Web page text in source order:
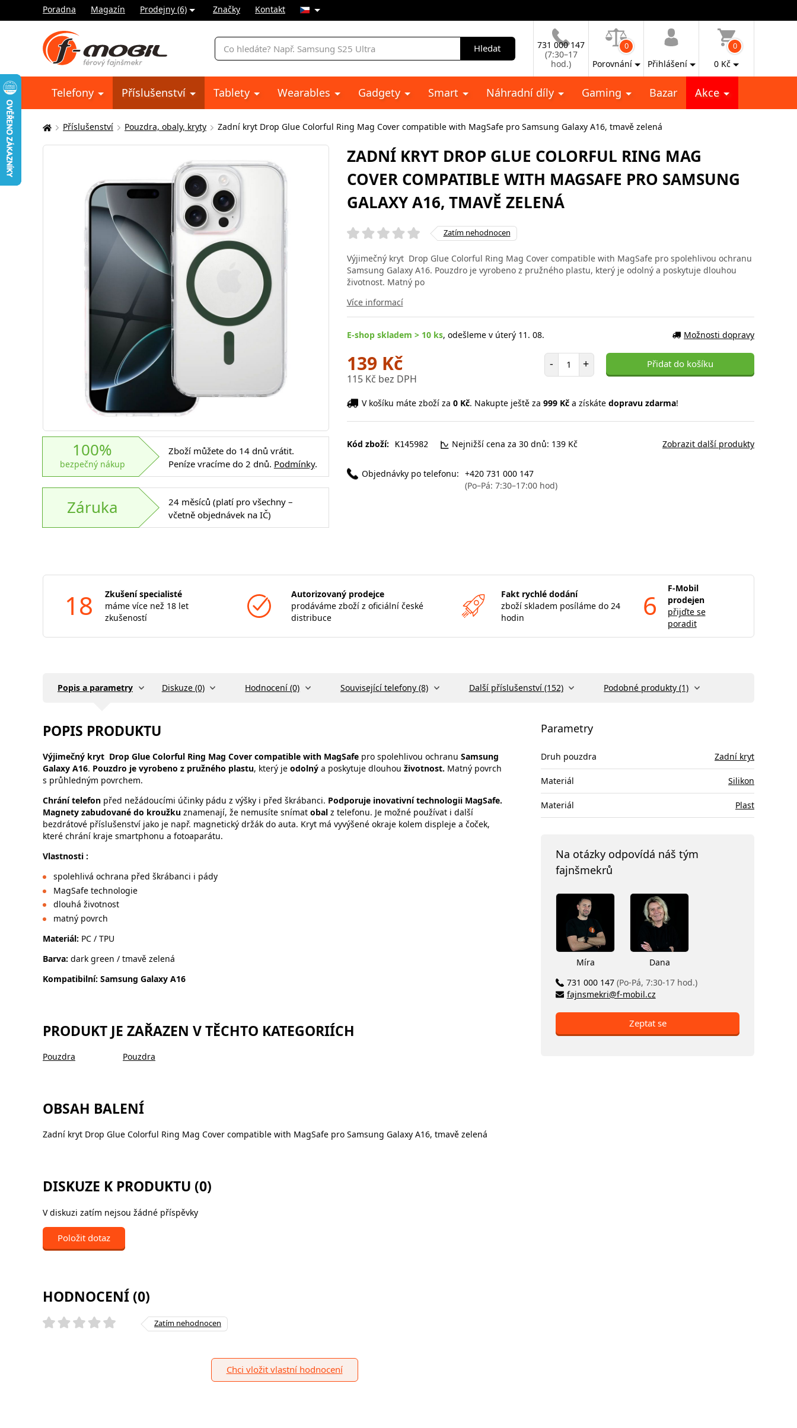
Poradna Magazín Prodejny (6) Značky Kontakt
Vyhledávání
Hledat
731 000 147
(7:30–17
hod.)
0
Porovnání Přihlášení
0
0 Kč
Telefony Příslušenství Tablety Wearables Gadgety Smart Náhradní díly Gaming Bazar Akce
Zde
se
Příslušenství Pouzdra, obaly, kryty Zadní kryt Drop Glue Colorful Ring Mag Cover compatible with MagSafe pro Samsung Galaxy A16, tmavě zelená
100%
bezpečný nákup
Zboží můžete do 14 dnů vrátit.
Peníze vracíme do 2 dnů. Podmínky.
Záruka
24 měsíců (platí pro všechny –
včetně objednávek na IČ)
ZADNÍ KRYT DROP GLUE COLORFUL RING MAG
COVER COMPATIBLE WITH MAGSAFE PRO SAMSUNG
GALAXY A16, TMAVĚ ZELENÁ
Zatím nehodnocen
Výjimečný kryt Drop Glue Colorful Ring Mag Cover compatible with MagSafe pro spolehlivou ochranu
Samsung Galaxy A16. Pouzdro je vyrobeno z pružného plastu, který je odolný a poskytuje dlouhou
životnost. Matný po
Více informací
E-shop skladem > 10 ks, odešleme v úterý 11. 08. Možnosti dopravy
139 Kč
115 Kč bez DPH
- Počet položek
+ Přidat do košíku
V košíku máte zboží za 0 Kč. Nakupte ještě za 999 Kča získáte dopravu zdarma!
Kód zboží: K145982 Nejnižší cena za 30 dnů: 139 Kč
Objednávky po telefonu: +420 731 000 147
(Po–Pá: 7:30–17:00 hod)
Zobrazit další produkty
18
Zkušení specialisté
máme více než 18 let
zkušeností
Autorizovaný prodejce
prodáváme zboží z oficiální české
distribuce
Fakt rychlé dodání
zboží skladem posíláme do 24
hodin
6
F-Mobil
prodejen
přijďte se
poradit
Popis a parametry Diskuze (0) Hodnocení (0) Související telefony (8) Další příslušenství (152) Podobné produkty (1)
POPIS PRODUKTU
Výjimečný kryt Drop Glue Colorful Ring Mag Cover compatible with MagSafe pro spolehlivou ochranu Samsung
Galaxy A16. Pouzdro je vyrobeno z pružného plastu, který je odolný a poskytuje dlouhou životnost. Matný povrch
s průhledným povrchem.
Chrání telefon před nežádoucími účinky pádu z výšky i před škrábanci. Podporuje inovativní technologii MagSafe.
Magnety zabudované do kroužku znamenají, že nemusíte snímat obal z telefonu. Je možné používat i další
bezdrátové příslušenství jako je např. magnetický držák do auta. Kryt má vyvýšené okraje kolem displeje a čoček,
které chrání kraje smartphonu a fotoaparátu.
Vlastnosti :
spolehlivá ochrana před škrábanci i pády
MagSafe technologie
dlouhá životnost
matný povrch
Materiál: PC / TPU
Barva: dark green / tmavě zelená
Kompatibilní: Samsung Galaxy A16
PRODUKT JE ZAŘAZEN V TĚCHTO KATEGORIÍCH
Pouzdra Pouzdra
OBSAH BALENÍ
Zadní kryt Drop Glue Colorful Ring Mag Cover compatible with MagSafe pro Samsung Galaxy A16, tmavě zelená
DISKUZE K PRODUKTU (0)
V diskuzi zatím nejsou žádné příspěvky
Položit dotaz
HODNOCENÍ (0)
Zatím nehodnocen
Chci vložit vlastní hodnocení
Parametry
Druh pouzdra Zadní kryt
Materiál Silikon
Materiál Plast
Na otázky odpovídá náš tým
fajnšmekrů
Míra
Dana
731 000 147 (Po-Pá, 7:30-17 hod.)
fajnsmekri@f-mobil.cz
Zeptat se